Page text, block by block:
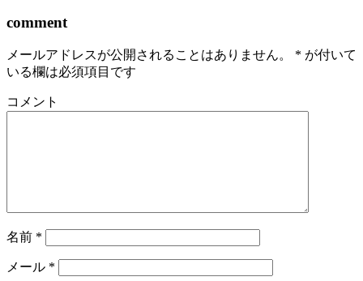
comment
メールアドレスが公開されることはありません。 * が付いて
いる欄は必須項目です
コメント
名前 *
メール *